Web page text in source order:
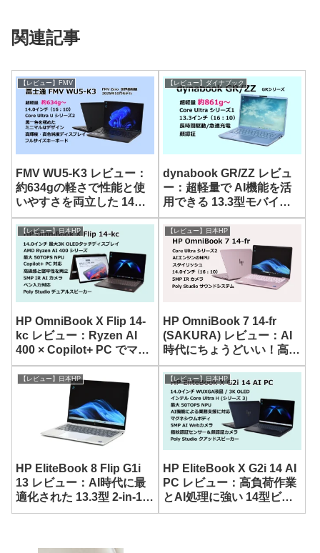
関連記事
【レビュー】FMV
FMV WU5-K3 レビュー：
約634gの軽さで性能と使
いやすさを両立した 14型
モバイルノート
【レビュー】ダイナブック
dynabook GR/ZZ レビュ
ー：超軽量で AI機能を活
用できる 13.3型モバイル
ノート
【レビュー】日本HP
HP OmniBook X Flip 14-
kc レビュー：Ryzen AI
400 × Copilot+ PC でマル
チに使えるコンバーチブル
ノート
【レビュー】日本HP
HP OmniBook 7 14-fr
(SAKURA) レビュー：AI
時代にちょうどいい！高性
能でスタイリッシュな14
型ノート
【レビュー】日本HP
HP EliteBook 8 Flip G1i
13 レビュー：AI時代に最
適化された 13.3型 2-in-1ノ
ート
【レビュー】日本HP
HP EliteBook X G2i 14 AI
PC レビュー：高負荷作業
とAI処理に強い 14型ビジ
ネスノート